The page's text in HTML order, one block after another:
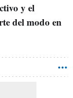
y el
del modo en